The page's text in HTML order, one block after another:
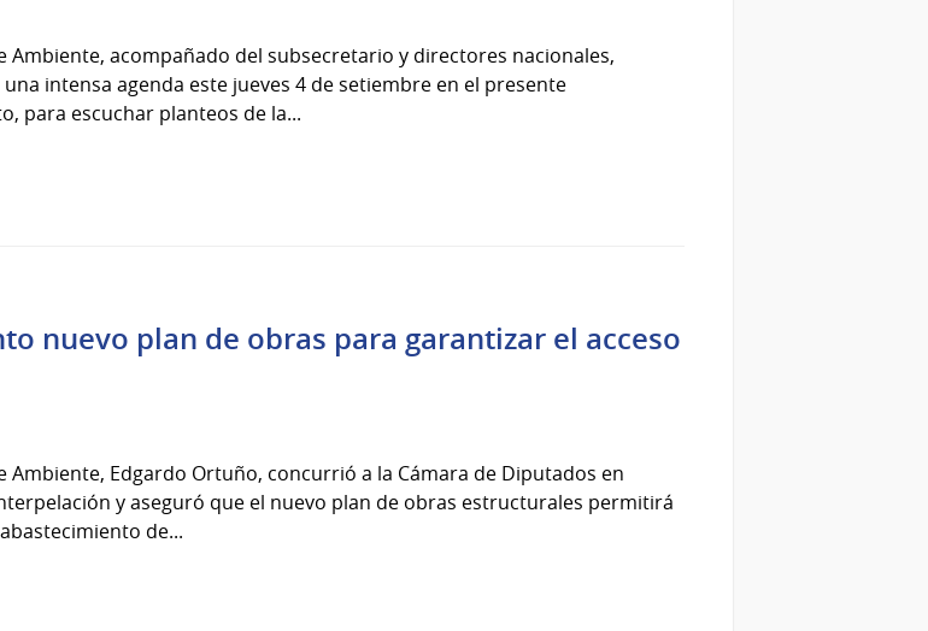
Ambiente, acompañado del subsecretario y directores nacionales,
intensa agenda este jueves 4 de setiembre en el presente
para escuchar planteos de la...
nuevo plan de obras para garantizar el acceso
Ambiente, Edgardo Ortuño, concurrió a la Cámara de Diputados en
y aseguró que el nuevo plan de obras estructurales permitirá
de...